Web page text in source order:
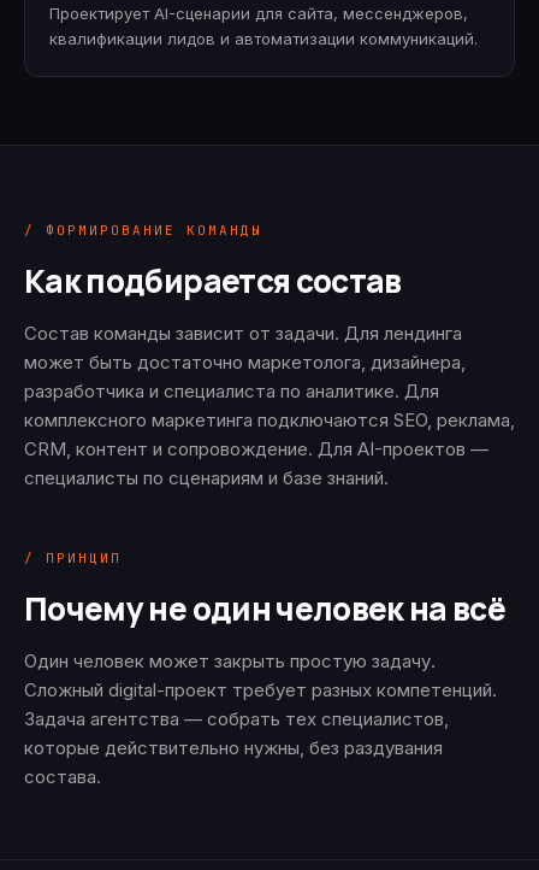
Проектирует AI-сценарии для сайта, мессенджеров,
квалификации лидов и автоматизации коммуникаций.
/ ФОРМИРОВАНИЕ КОМАНДЫ
Как подбирается состав
Состав команды зависит от задачи. Для лендинга
может быть достаточно маркетолога, дизайнера,
разработчика и специалиста по аналитике. Для
комплексного маркетинга подключаются SEO, реклама,
CRM, контент и сопровождение. Для AI-проектов —
специалисты по сценариям и базе знаний.
/ ПРИНЦИП
Почему не один человек на всё
Один человек может закрыть простую задачу.
Сложный digital-проект требует разных компетенций.
Задача агентства — собрать тех специалистов,
которые действительно нужны, без раздувания
состава.